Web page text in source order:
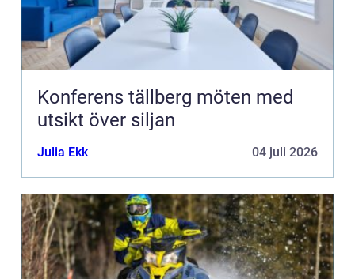
Konferens tällberg möten med
utsikt över siljan
Julia Ekk 04 juli 2026